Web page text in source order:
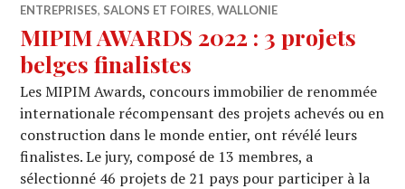
ENTREPRISES, SALONS ET FOIRES,WALLONIE
MIPIM AWARDS 2022 : 3 projets
belges finalistes
Les MIPIM Awards, concours immobilier de renommée
internationale récompensant des projets achevés ou en
construction dans le monde entier, ont révélé leurs
finalistes. Le jury, composé de 13 membres, a
sélectionné 46 projets de 21 pays pour participer à la